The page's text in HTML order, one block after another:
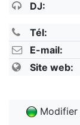
DJ:
Tél:
E-mail:
Site web:
Modifier / Supprimer un DJ, une Démo ou un